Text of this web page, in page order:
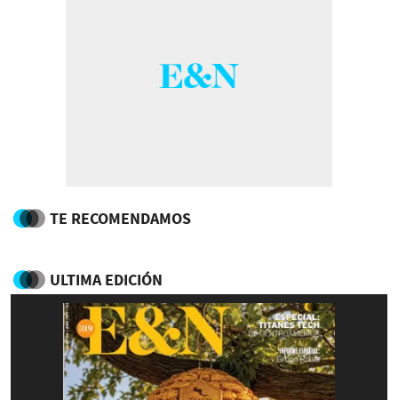
TE RECOMENDAMOS
ULTIMA EDICIÓN